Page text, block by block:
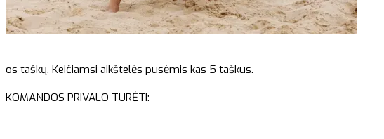
os taškų. Keičiamsi aikštelės pusėmis kas 5 taškus.
KOMANDOS PRIVALO TURĖTI: